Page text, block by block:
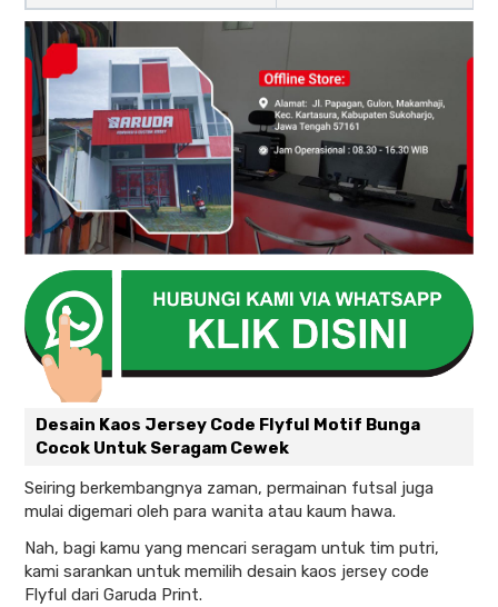
Desain Kaos Jersey Code Flyful Motif Bunga
Cocok Untuk Seragam Cewek
Seiring berkembangnya zaman, permainan futsal juga
mulai digemari oleh para wanita atau kaum hawa.
Nah, bagi kamu yang mencari seragam untuk tim putri,
kami sarankan untuk memilih desain kaos jersey code
Flyful dari Garuda Print.